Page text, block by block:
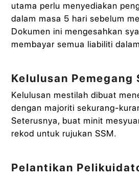
utama perlu menyediakan
dalam masa 5 hari sebelum
Dokumen ini mengesahkan
membayar semua liabiliti
Kelulusan Pemegang
Kelulusan mestilah dibuat
dengan majoriti sekurang-
Seterusnya, buat minit
rekod untuk rujukan SSM.
Pelantikan